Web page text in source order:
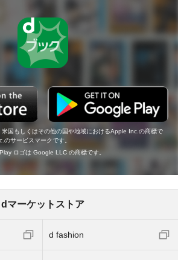
国もしくはその他の国や地域におけるApple Inc.の商標で
サービスマークです。
ロゴは Google LLC の商標です。
dマーケットストア
d fashion